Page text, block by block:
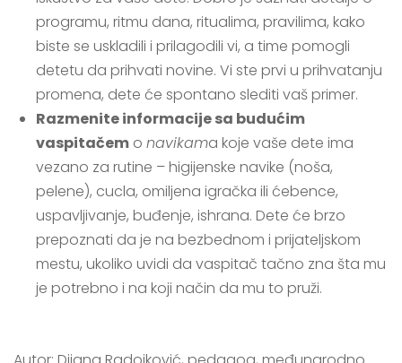
programu, ritmu dana, ritualima, pravilima, kako
biste se uskladili i prilagodili vi, a time pomogli
detetu da prihvati novine. Vi ste prvi u prihvatanju
promena, dete će spontano slediti vaš primer.
Razmenite informacije sa budućim
vaspitačem o navikama koje vaše dete ima
vezano za rutine – higijenske navike (noša,
pelene), cucla, omiljena igračka ili ćebence,
uspavljivanje, buđenje, ishrana. Dete će brzo
prepoznati da je na bezbednom i prijateljskom
mestu, ukoliko uvidi da vaspitač tačno zna šta mu
je potrebno i na koji način da mu to pruži.